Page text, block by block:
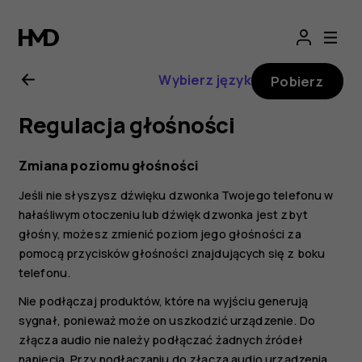
Nokia
8.1
—
instrukcja
obsługi
Wybierz język Pobierz
Regulacja głośności
Zmiana poziomu głośności
Jeśli nie słyszysz dźwięku dzwonka Twojego telefonu w
hałaśliwym otoczeniu lub dźwięk dzwonka jest zbyt
głośny, możesz zmienić poziom jego głośności za
pomocą przycisków głośności znajdujących się z boku
telefonu.
Nie podłączaj produktów, które na wyjściu generują
sygnał, ponieważ może on uszkodzić urządzenie. Do
złącza audio nie należy podłączać żadnych źródeł